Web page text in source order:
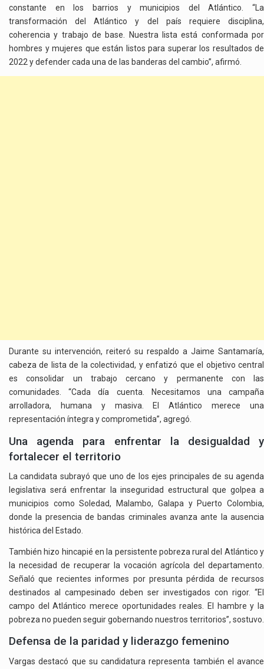
constante en los barrios y municipios del Atlántico. “La
transformación del Atlántico y del país requiere disciplina,
coherencia y trabajo de base. Nuestra lista está conformada por
hombres y mujeres que están listos para superar los resultados de
2022 y defender cada una de las banderas del cambio”, afirmó.
Durante su intervención, reiteró su respaldo a Jaime Santamaría,
cabeza de lista de la colectividad, y enfatizó que el objetivo central
es consolidar un trabajo cercano y permanente con las
comunidades. “Cada día cuenta. Necesitamos una campaña
arrolladora, humana y masiva. El Atlántico merece una
representación íntegra y comprometida”, agregó.
Una agenda para enfrentar la desigualdad y
fortalecer el territorio
La candidata subrayó que uno de los ejes principales de su agenda
legislativa será enfrentar la inseguridad estructural que golpea a
municipios como Soledad, Malambo, Galapa y Puerto Colombia,
donde la presencia de bandas criminales avanza ante la ausencia
histórica del Estado.
También hizo hincapié en la persistente pobreza rural del Atlántico y
la necesidad de recuperar la vocación agrícola del departamento.
Señaló que recientes informes por presunta pérdida de recursos
destinados al campesinado deben ser investigados con rigor. “El
campo del Atlántico merece oportunidades reales. El hambre y la
pobreza no pueden seguir gobernando nuestros territorios”, sostuvo.
Defensa de la paridad y liderazgo femenino
Vargas destacó que su candidatura representa también el avance